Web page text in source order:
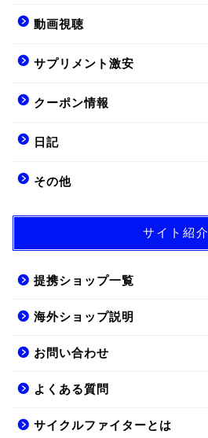
動画視聴
サプリメント激安
クーポン情報
日記
その他
サイト紹介
提携ショップ一覧
海外ショップ説明
お問い合わせ
よくある質問
サイクルファイターとは